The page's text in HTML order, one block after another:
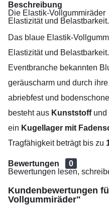
Beschreibung
Die Elastik-
Elastizität und
Das blaue Elastik-
Elastizität und
Eventbranche bekannten
geräuscharm und durch
abriebfest und
besteht aus Kunststoffund
ein Kugellager mit
Tragfähigkeit beträgt bis zu
Bewertungen
0
Bewertungen lesen,
Kundenbewertungen
Vollgummiräder"